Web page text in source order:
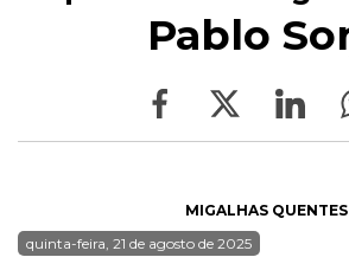
Pablo
MIGALHAS QUENTES
quinta-feira, 21 de agosto de 2025